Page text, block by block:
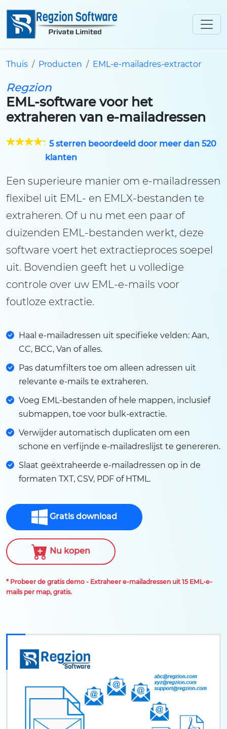
Thuis Producten EML-e-mailadres-extractor
Regzion
EML-software voor het
extraheren van e-mailadressen
5 sterren beoordeeld door meer dan 520
klanten
Een superieure manier om e-mailadressen
flexibel uit EML- en EMLX-bestanden te
extraheren. Of u nu met een paar of
duizenden EML-bestanden werkt, deze
software voert het extractieproces soepel
uit. Bovendien geeft het u volledige
controle over uw EML-e-mails voor
foutloze extractie.
Haal e-mailadressen uit specifieke velden: Aan,
CC, BCC, Van of alles.
Pas datumfilters toe om alleen adressen uit
relevante e-mails te extraheren.
Voeg EML-bestanden of hele mappen, inclusief
submappen, toe voor bulk-extractie.
Verwijder automatisch duplicaten om een
schone en verfijnde e-mailadreslijst te genereren.
Slaat geëxtraheerde e-mailadressen op in de
formaten TXT, CSV, PDF of HTML.
Gratis download
Nu kopen
* Probeer de gratis demo - Extraheer e-mailadressen uit 15 EML-e-
mails per map, gratis.